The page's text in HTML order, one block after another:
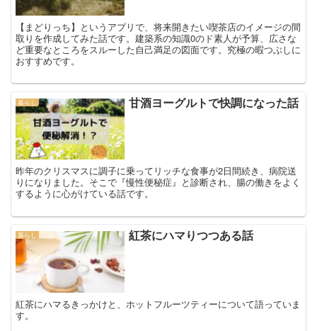
【まどりっち】というアプリで、将来開きたい喫茶店のイメージの間
取りを作成してみた話です。建築系の知識0のド素人が予算、広さな
ど重要なところをスルーした自己満足の図面です。究極の暇つぶしに
おすすめです。
暮らし 甘酒ヨーグルトで快調になった話
昨年のクリスマスに調子に乗ってリッチな食事が2日間続き、病院送
りになりました。そこで『慢性便秘症』と診断され、腸の働きをよく
するように心がけている話です。
暮らし 紅茶にハマりつつある話
紅茶にハマるきっかけと、ホットフルーツティーについて語っていま
す。